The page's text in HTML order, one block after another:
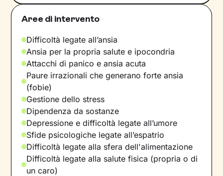
Aree di intervento
Difficoltà legate all’ansia
Ansia per la propria salute e ipocondria
Attacchi di panico e ansia acuta
Paure irrazionali che generano forte ansia
(fobie)
Gestione dello stress
Dipendenza da sostanze
Depressione e difficoltà legate all’umore
Sfide psicologiche legate all’espatrio
Difficoltà legate alla sfera dell'alimentazione
Difficoltà legate alla salute fisica (propria o di
un caro)